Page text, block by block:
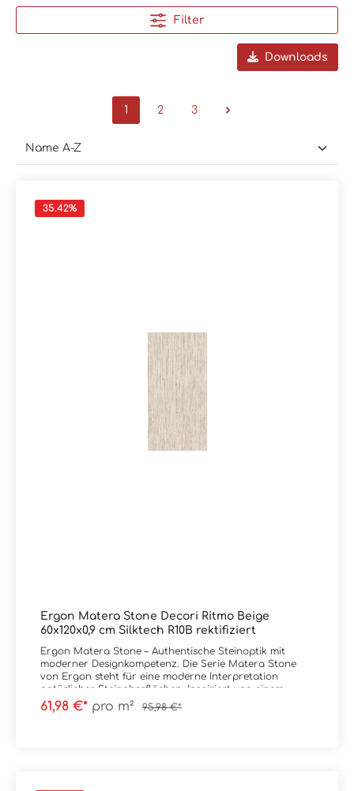
Filter
Downloads
1 2 3
35.42%
Ergon Matera Stone Decori Ritmo Beige
60x120x0,9 cm Silktech R10B rektifiziert
Ergon Matera Stone – Authentische Steinoptik mit
moderner Designkompetenz. Die Serie Matera Stone
von Ergon steht für eine moderne Interpretation
natürlicher Steinoberflächen. Inspiriert von einem
ursprünglich wirkenden Steinblock entsteht eine
lebendige Komposition aus unterschiedlich großen
61,98 €* pro m² 95,98 €*